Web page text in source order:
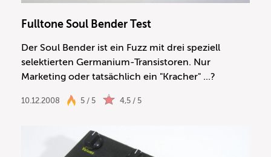
Fulltone Soul Bender Test
Der Soul Bender ist ein Fuzz mit drei speziell
selektierten Germanium-Transistoren. Nur
Marketing oder tatsächlich ein "Kracher" ...?
10.12.2008 5 / 5 4,5 / 5